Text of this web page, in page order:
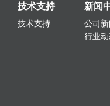
技术支持
技术支持
新闻
公司
行业